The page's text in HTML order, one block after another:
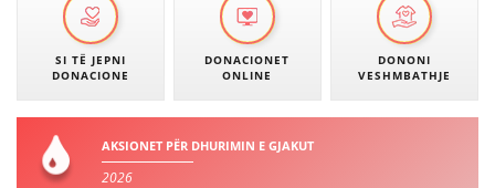
SOCIALO-HUMANITARE
SI TË JEPNI
DONACIONE
DONACIONET
ONLINE
DONONI
VESHMBATHJE
AKSIONET PËR DHURIMIN E GJAKUT
2026